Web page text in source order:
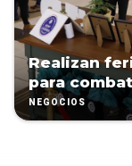
Realizan
para
NEGOCIOS